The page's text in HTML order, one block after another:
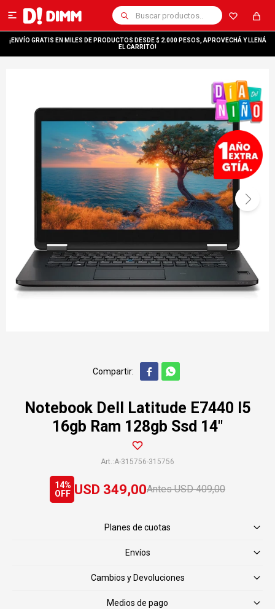

¡ENVÍO GRATIS EN MILES DE PRODUCTOS DESDE $ 2.000 PESOS, APROVECHÁ Y LLENÁ
EL CARRITO!
 
Notebook Dell Latitude E7440 I5
16gb Ram 128gb Ssd 14"
A-315756-315756
USD 349,00 USD 409,00
14
Planes de cuotas
Envíos
Cambios y Devoluciones
Medios de pago